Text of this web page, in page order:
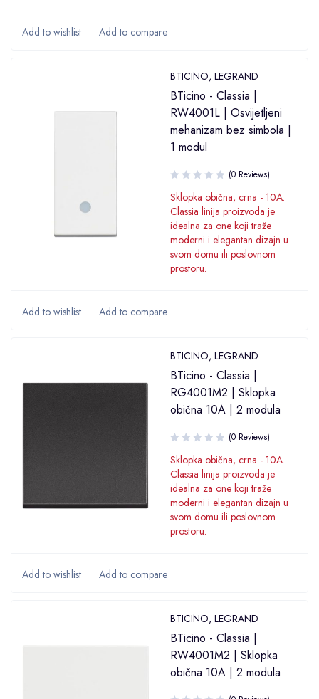
BTICINO, LEGRAND
BTicino - Classia |
RW4001L | Osvijetljeni
mehanizam bez simbola |
1 modul
(0 Reviews)
Sklopka obična, crna - 10A.
Classia linija proizvoda je
idealna za one koji traže
moderni i elegantan dizajn u
svom domu ili poslovnom
prostoru.
BTICINO, LEGRAND
BTicino - Classia |
RG4001M2 | Sklopka
obična 10A | 2 modula
(0 Reviews)
Sklopka obična, crna - 10A.
Classia linija proizvoda je
idealna za one koji traže
moderni i elegantan dizajn u
svom domu ili poslovnom
prostoru.
BTICINO, LEGRAND
BTicino - Classia |
RW4001M2 | Sklopka
obična 10A | 2 modula